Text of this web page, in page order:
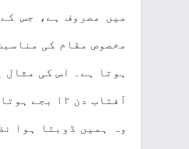
میں مصروف ہے، جس
مخصوص مقام کی
ہوتا ہے۔ اس کی
آفتاب دن
وہ ہمیں ڈوبتا ہوا